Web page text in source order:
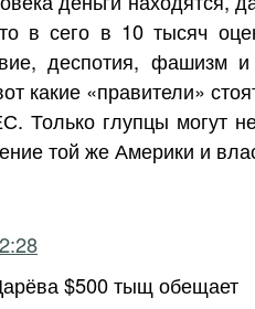
в сего в 10 тысяч
деспотия, фашизм и
какие «правители»
Только глупцы могут
той же Америки и
$500 тыщ обещает